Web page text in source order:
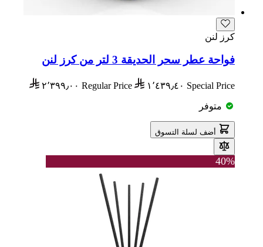
كرز لنن
فواحة عطر سحر الحديقة 3 لتر من كرز لنن
Special Price ١٬٤٣٩٫٤٠ Regular Price ٢٬٣٩٩٫٠٠
متوفر
أضف لسلة التسوق
40%